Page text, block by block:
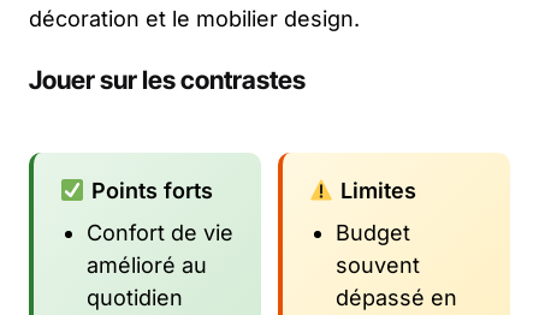
décoration et le mobilier design.
Jouer sur les contrastes
Points forts
Confort de vie
amélioré au
quotidien
Limites
Budget
souvent
dépassé en